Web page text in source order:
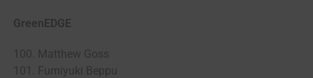
GreenEDGE
100. Matthew Goss
101. Fumiyuki Beppu